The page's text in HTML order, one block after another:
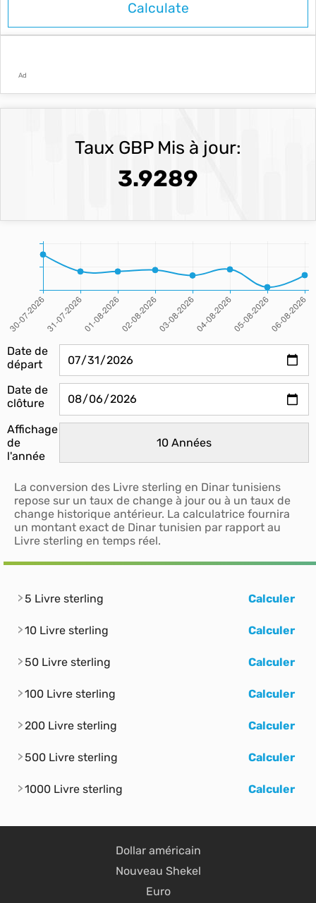
Ad
Taux GBP Mis à jour:
3.9289
Date de
départ
Date de
clôture
Affichage
de
l'année
La conversion des Livre sterling en Dinar tunisiens
repose sur un taux de change à jour ou à un taux de
change historique antérieur. La calculatrice fournira
un montant exact de Dinar tunisien par rapport au
Livre sterling en temps réel.
5 Livre sterling Calculer
10 Livre sterling Calculer
50 Livre sterling Calculer
100 Livre sterling Calculer
200 Livre sterling Calculer
500 Livre sterling Calculer
1000 Livre sterling Calculer
Dollar américain
Nouveau Shekel
Euro